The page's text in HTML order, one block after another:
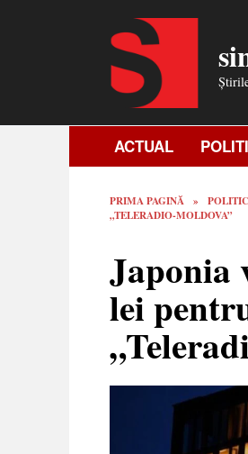
ACTUAL
PRIMA PAGINĂ » POLITIC
„TELERADIO-MOLDOVA”
Japonia
lei